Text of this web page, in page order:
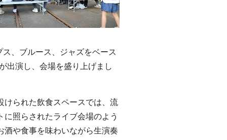
、ブルース、ジャズをベース
出演し、会場を盛り上げまし
られた飲食スペースでは、流
に照らされたライブ会場のよう
酒や食事を味わいながら生演奏